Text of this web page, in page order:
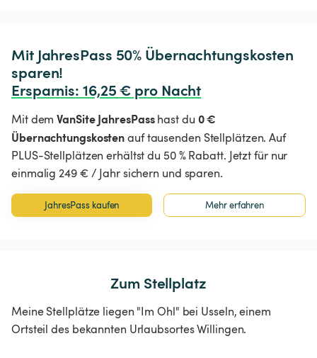
Mit JahresPass 50% Übernachtungskosten
Ersparnis: 16,25 € pro Nacht
Mit demVanSite JahresPasshast du 0 €
Übernachtungskostenauf tausenden Stellplätzen. Auf
PLUS-Stellplätzen erhältst du 50 % Rabatt. Jetzt für nur
einmalig 249 € / Jahr sichern und sparen.
JahresPass kaufen Mehr erfahren
Zum Stellplatz
Meine Stellplätze liegen "Im Ohl" bei Usseln, einem
Ortsteil des bekannten Urlaubsortes Willingen.